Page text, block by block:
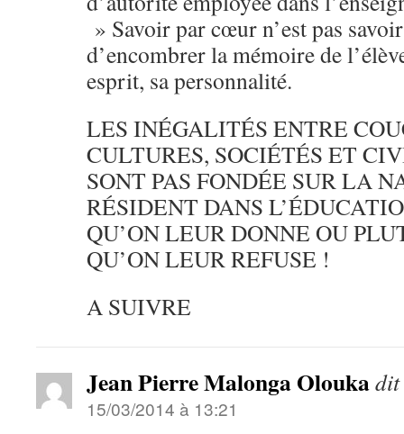
» Savoir par cœur n’est pas
d’encombrer la mémoire de
esprit, sa personnalité.
LES INÉGALITÉS ENTRE
CULTURES, SOCIÉTÉS ET
SONT PAS FONDÉE SUR LA
RÉSIDENT DANS
QU’ON LEUR DONNE OU
QU’ON LEUR REFUSE !
A SUIVRE
Jean Pierre Malonga Olouka
15/03/2014 à 13:21